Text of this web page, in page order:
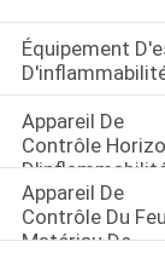
Équipement
Appareil De
Contrôle
Appareil De
Contrôle Du
Matériau De